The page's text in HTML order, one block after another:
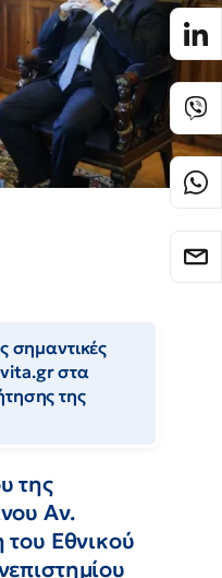
σημαντικές
στα
της
της
Αν.
Εθνικού